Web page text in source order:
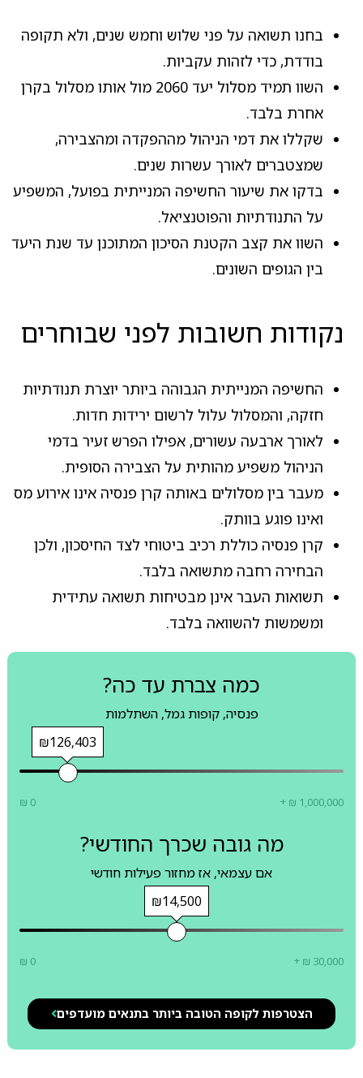
בחנו תשואה על פני שלוש וחמש שנים, ולא תקופה
בודדת, כדי לזהות עקביות.
השוו תמיד מסלול יעד 2060 מול אותו מסלול בקרן
אחרת בלבד.
שקללו את דמי הניהול מההפקדה ומהצבירה,
שמצטברים לאורך עשרות שנים.
בדקו את שיעור החשיפה המנייתית בפועל, המשפיע
על התנודתיות והפוטנציאל.
השוו את קצב הקטנת הסיכון המתוכנן עד שנת היעד
בין הגופים השונים.
נקודות חשובות לפני שבוחרים
החשיפה המנייתית הגבוהה ביותר יוצרת תנודתיות
חזקה, והמסלול עלול לרשום ירידות חדות.
לאורך ארבעה עשורים, אפילו הפרש זעיר בדמי
הניהול משפיע מהותית על הצבירה הסופית.
מעבר בין מסלולים באותה קרן פנסיה אינו אירוע מס
ואינו פוגע בוותק.
קרן פנסיה כוללת רכיב ביטוחי לצד החיסכון, ולכן
הבחירה רחבה מתשואה בלבד.
תשואות העבר אינן מבטיחות תשואה עתידית
ומשמשות להשוואה בלבד.
כמה צברת עד כה?
פנסיה, קופות גמל, השתלמות
₪126,403
₪ 0 + ₪ 1,000,000
מה גובה שכרך החודשי?
אם עצמאי, אז מחזור פעילות חודשי
₪14,500
₪ 0 + ₪ 30,000
הצטרפות לקופה הטובה ביותר בתנאים מועדפים